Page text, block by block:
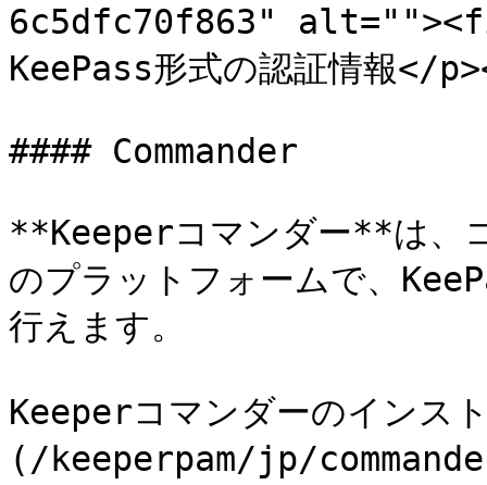
6c5dfc70f863"
KeePass形式の認証情報
#### Commander
**Keeperコマンダー**は、
のプラットフォームで、
行えます。
Keeperコマンダーのインス
(/keeperpam/jp/